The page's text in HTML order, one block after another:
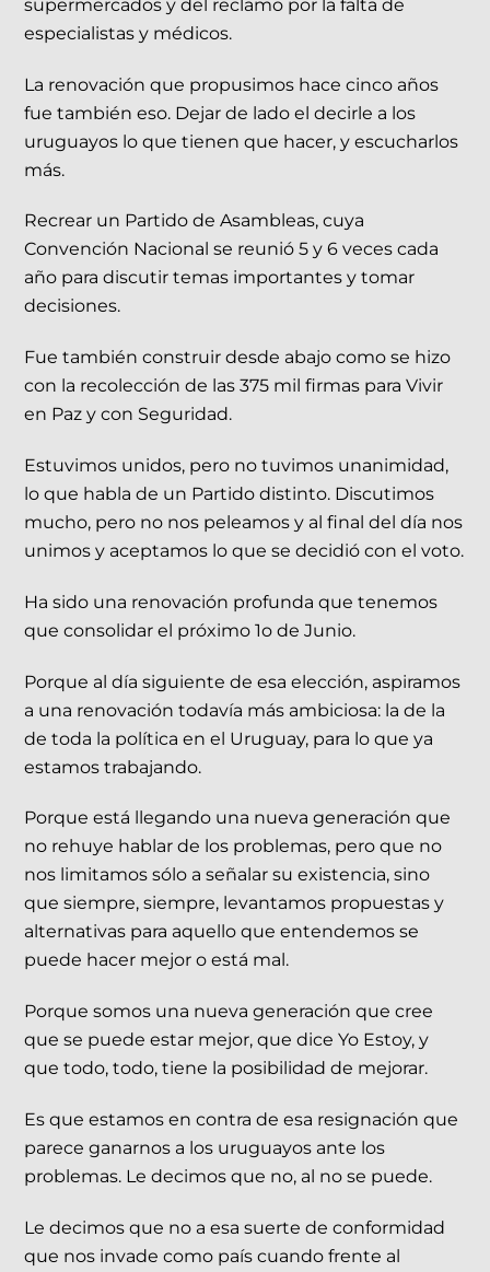
supermercados y del reclamo por la falta de
especialistas y médicos.
La renovación que propusimos hace cinco años
fue también eso. Dejar de lado el decirle a los
uruguayos lo que tienen que hacer, y escucharlos
más.
Recrear un Partido de Asambleas, cuya
Convención Nacional se reunió 5 y 6 veces cada
año para discutir temas importantes y tomar
decisiones.
Fue también construir desde abajo como se hizo
con la recolección de las 375 mil firmas para Vivir
en Paz y con Seguridad.
Estuvimos unidos, pero no tuvimos unanimidad,
lo que habla de un Partido distinto. Discutimos
mucho, pero no nos peleamos y al final del día nos
unimos y aceptamos lo que se decidió con el voto.
Ha sido una renovación profunda que tenemos
que consolidar el próximo 1o de Junio.
Porque al día siguiente de esa elección, aspiramos
a una renovación todavía más ambiciosa: la de la
de toda la política en el Uruguay, para lo que ya
estamos trabajando.
Porque está llegando una nueva generación que
no rehuye hablar de los problemas, pero que no
nos limitamos sólo a señalar su existencia, sino
que siempre, siempre, levantamos propuestas y
alternativas para aquello que entendemos se
puede hacer mejor o está mal.
Porque somos una nueva generación que cree
que se puede estar mejor, que dice Yo Estoy, y
que todo, todo, tiene la posibilidad de mejorar.
Es que estamos en contra de esa resignación que
parece ganarnos a los uruguayos ante los
problemas. Le decimos que no, al no se puede.
Le decimos que no a esa suerte de conformidad
que nos invade como país cuando frente al